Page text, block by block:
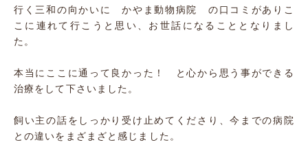
行く三和の向かいに かやま動物病院 の口コミがありこ
こに連れて行こうと思い、お世話になることとなりまし
た。
本当にここに通って良かった！ と心から思う事ができる
治療をして下さいました。
飼い主の話をしっかり受け止めてくださり、今までの病院
との違いをまざまざと感じました。